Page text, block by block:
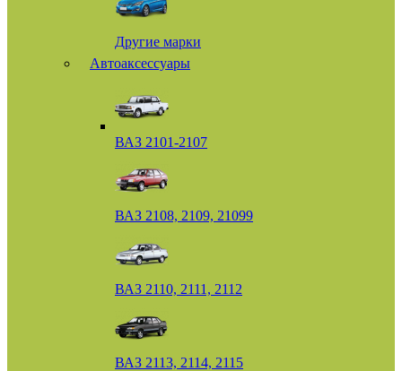
Другие марки
Автоаксессуары
ВАЗ 2101-2107
ВАЗ 2108, 2109, 21099
ВАЗ 2110, 2111, 2112
ВАЗ 2113, 2114, 2115